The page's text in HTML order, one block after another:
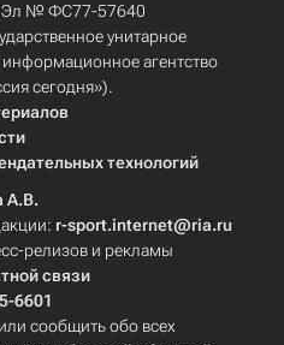
Эл № ФС77-57640
унитарное
агентство
сегодня»).
технологий
А.В.
r-sport.internet@ria.ru
релизов и рекламы
связи
6601
сообщить обо всех